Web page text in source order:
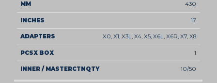
430
17
X0, X1, X3L, X4, X5, X6L, X6R, X7, X8
1
10/50